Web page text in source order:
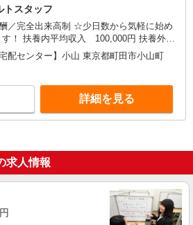
トスタッフ
／完全出来高制 ☆少日数から気軽に始め
す！ 扶養内平均収入 100,000円 扶養外平
円 ◎扶養の範囲内OK ◎扶養の範
た高収入も応相談 働ける時間や環境に合
3ヶ月間） 扶養外：月15万円（3ヶ月間）
間：（日給2,500円、13
収入保障期間：3か月
宅配センター】小山 東京都町田市小山町
詳細を見る
求人情報